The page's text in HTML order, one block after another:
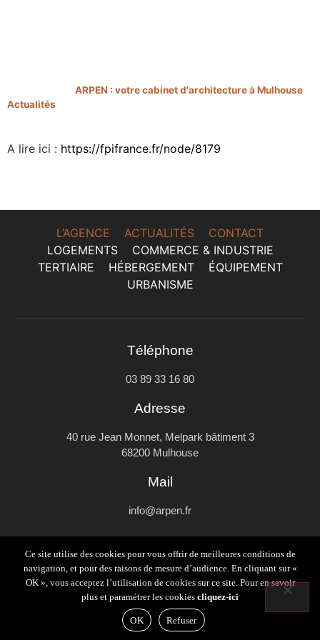
ARPEN : votre cabinet d'architecture à Mulhouse
Actualités
A lire ici : https://fpifrance.fr/node/8179
L’AGENCE ACTUALITÉS
CONTACT
LOGEMENTS
COMMERCE & INDUSTRIE
TERTIAIRE
HÉBERGEMENT
ÉQUIPEMENT
URBANISME
Téléphone
03 89 33 16 80
Adresse
40 rue Jean Monnet, Melpark bâtiment 3
68200 Mulhouse
Mail
info@arpen.fr
Plan du siteMentions légales et politique de confidentialité
Formulaire de contact
Ce site utilise des cookies pour vous offrir de meilleures conditions de
navigation, et pour des raisons de mesure d’audience. En cliquant sur «
OK », vous acceptez l’utilisation de cookies sur ce site. Pour en savoir
plus et paramétrer les cookies cliquez-ici
OK Refuser